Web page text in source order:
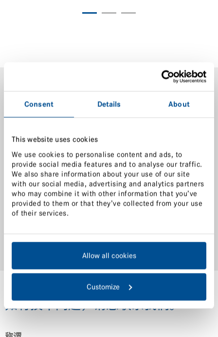
Consent Details About
This website uses cookies
We use cookies to personalise content and ads, to
provide social media features and to analyse our traffic.
We also share information about your use of our site
with our social media, advertising and analytics partners
who may combine it with other information that you’ve
provided to them or that they’ve collected from your use
of their services.
Allow all cookies
Customize
下载
LPKF InlineWeld 6200(PDF- 641 KB)
Download
如有技术问题，请您联系我们。